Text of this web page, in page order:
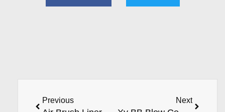
Previous Next